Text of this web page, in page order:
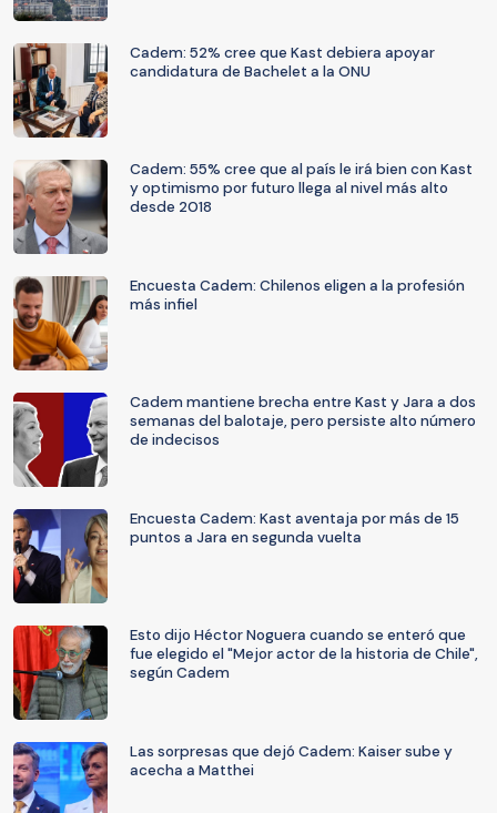
Cadem: 52% cree que Kast debiera apoyar
candidatura de Bachelet a la ONU
Cadem: 55% cree que al país le irá bien con Kast
y optimismo por futuro llega al nivel más alto
desde 2018
Encuesta Cadem: Chilenos eligen a la profesión
más infiel
Cadem mantiene brecha entre Kast y Jara a dos
semanas del balotaje, pero persiste alto número
de indecisos
Encuesta Cadem: Kast aventaja por más de 15
puntos a Jara en segunda vuelta
Esto dijo Héctor Noguera cuando se enteró que
fue elegido el "Mejor actor de la historia de Chile",
según Cadem
Las sorpresas que dejó Cadem: Kaiser sube y
acecha a Matthei